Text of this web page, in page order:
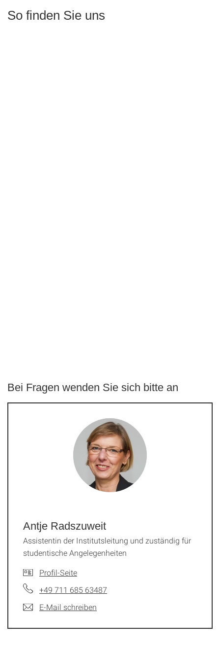
So finden Sie uns
Bei Fragen wenden Sie sich bitte an
Antje Radszuweit
Assistentin der Institutsleitung und zuständig für
studentische Angelegenheiten
Profil-Seite
+49 711 685 63487
E-Mail schreiben